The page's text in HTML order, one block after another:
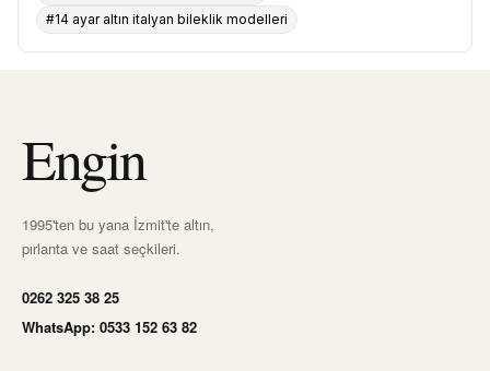
#14 ayar altın italyan bileklik modelleri
Engin
1995'ten bu yana İzmit'te altın,
pırlanta ve saat seçkileri.
0262 325 38 25
WhatsApp: 0533 152 63 82